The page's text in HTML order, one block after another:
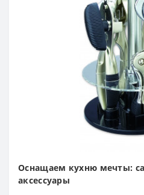
Оснащаем кухню мечты:
аксессуары